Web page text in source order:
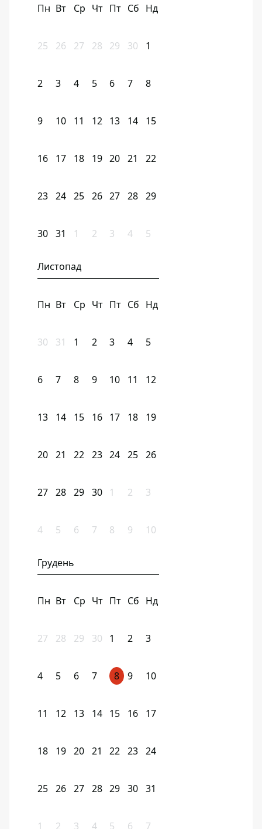
Пн Вт Ср Чт Пт Сб Нд
25 26 27 28 29 30 1
2 3 4 5 6 7 8
9 10 11 12 13 14 15
16 17 18 19 20 21 22
23 24 25 26 27 28 29
30 31 1 2 3 4 5
Листопад
Пн Вт Ср Чт Пт Сб Нд
30 31 1 2 3 4 5
6 7 8 9 10 11 12
13 14 15 16 17 18 19
20 21 22 23 24 25 26
27 28 29 30 1 2 3
4 5 6 7 8 9 10
Грудень
Пн Вт Ср Чт Пт Сб Нд
27 28 29 30 1 2 3
4 5 6 7 8 9 10
11 12 13 14 15 16 17
18 19 20 21 22 23 24
25 26 27 28 29 30 31
1 2 3 4 5 6 7